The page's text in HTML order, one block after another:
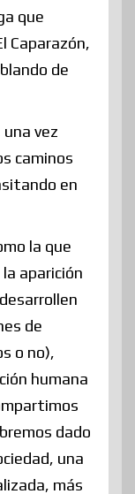
que
Caparazón,
de
vez
caminos
en
la que
la aparición
de
o no),
humana
dado
una
más